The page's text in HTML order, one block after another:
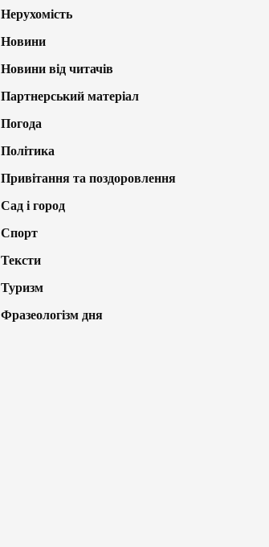
Нерухомість
Новини
Новини від читачів
Партнерський матеріал
Погода
Політика
Привітання та поздоровлення
Сад і город
Спорт
Тексти
Туризм
Фразеологізм дня